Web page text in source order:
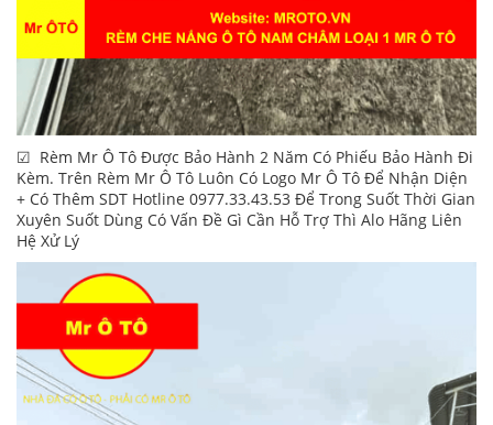
☑ Rèm Mr Ô Tô Được Bảo Hành 2 Năm Có Phiếu Bảo Hành Đi
Kèm. Trên Rèm Mr Ô Tô Luôn Có Logo Mr Ô Tô Để Nhận Diện
+ Có Thêm SDT Hotline 0977.33.43.53 Để Trong Suốt Thời Gian
Xuyên Suốt Dùng Có Vấn Đề Gì Cần Hỗ Trợ Thì Alo Hãng Liên
Hệ Xử Lý